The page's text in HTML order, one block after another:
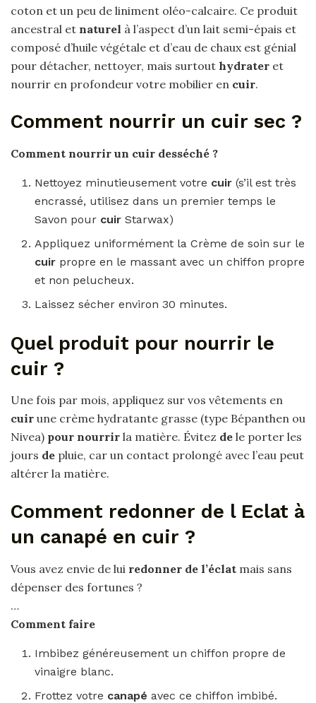
coton et un peu de liniment oléo-calcaire. Ce produit
ancestral et naturel à l’aspect d’un lait semi-épais et
composé d’huile végétale et d’eau de chaux est génial
pour détacher, nettoyer, mais surtout hydrater et
nourrir en profondeur votre mobilier en cuir.
Comment nourrir un cuir sec ?
Comment nourrir un cuir desséché ?
Nettoyez minutieusement votre cuir(s’il est très
encrassé, utilisez dans un premier temps le
Savon pour cuirStarwax)
Appliquez uniformément la Crème de soin sur le
cuir propre en le massant avec un chiffon propre
et non pelucheux.
Laissez sécher environ 30 minutes.
Quel produit pour nourrir le
cuir ?
Une fois par mois, appliquez sur vos vêtements en
cuir une crème hydratante grasse (type Bépanthen ou
Nivea) pour nourrir la matière. Évitez de le porter les
jours de pluie, car un contact prolongé avec l’eau peut
altérer la matière.
Comment redonner de l Eclat à
un canapé en cuir ?
Vous avez envie de lui redonner de l’éclat mais sans
dépenser des fortunes ?
…
Comment faire
Imbibez généreusement un chiffon propre de
vinaigre blanc.
Frottez votre canapéavec ce chiffon imbibé.